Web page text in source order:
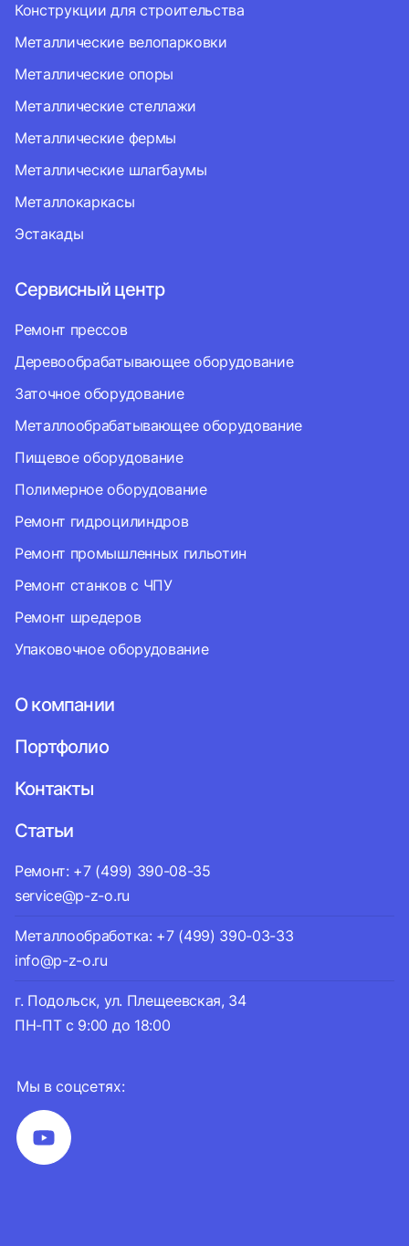
Мы в соцсетях:
Конструкции для строительства
Металлические велопарковки
Металлические опоры
Металлические стеллажи
Металлические фермы
Металлические шлагбаумы
Металлокаркасы
Эстакады
Сервисный центр
Ремонт прессов
Деревообрабатывающее оборудование
Заточное оборудование
Металлообрабатывающее оборудование
Пищевое оборудование
Полимерное оборудование
Ремонт гидроцилиндров
Ремонт промышленных гильотин
Ремонт станков с ЧПУ
Ремонт шредеров
Упаковочное оборудование
О компании
Портфолио
Контакты
Статьи
Ремонт: +7 (499) 390-08-35
service@p-z-o.ru
Металлообработка: +7 (499) 390-03-33
info@p-z-o.ru
г. Подольск, ул. Плещеевская, 34
ПН-ПТ с 9:00 до 18:00